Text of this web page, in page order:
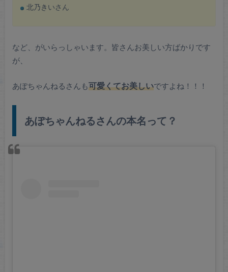
北乃きいさん
など、がいらっしゃいます。皆さんお美しい方ばかりです
が、
あぽちゃんねるさんも可愛くてお美しいですよね！！！
あぽちゃんねるさんの本名って？